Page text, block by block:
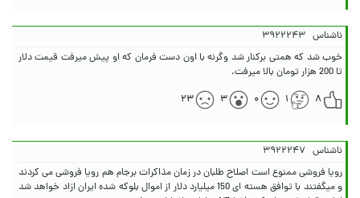
ناشناس ۳۹۲۲۲۴۳
خوب شد که همتی برکنار شد وگرنه با اون دست فرمان که او پیش میرفت قیمت دلار
تا 200 هزار تومان بالا میرفت.
۸
۱ ۰ ۳ ۲۳
ناشناس ۳۹۲۲۲۴۷
رویا فروشی ممنوع است اصلاح طلبان در زمان مذاکرات برجام هم رویا فروشی می کردند
و میگفتند با توافق هسته ای 150 میلیارد دلار از اموال بلوکه شده ایران ازاد خواهد شد